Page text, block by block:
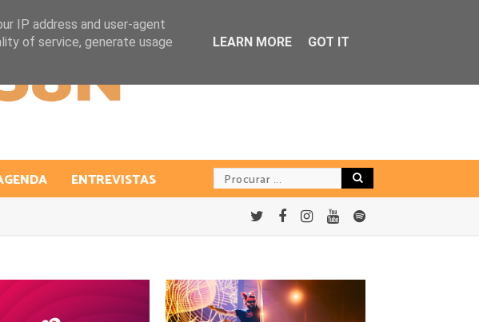
ENTREVISTAS
IP address and user-agent
of service, generate usage
LEARN MORE GOT IT